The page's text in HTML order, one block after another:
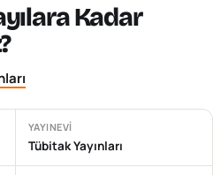
Kadar
YAYINEVI
Tübitak Yayınları